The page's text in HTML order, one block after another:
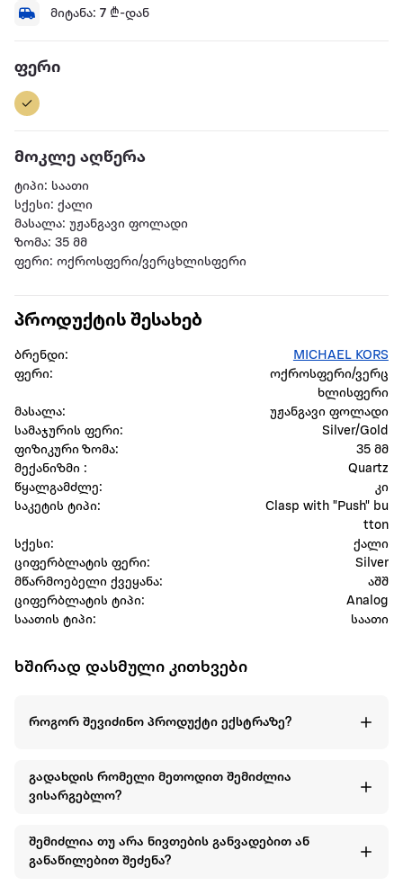
მიტანა: 7 ₾-დან
ფერი
მოკლე აღწერა
ტიპი: საათი
სქესი: ქალი
მასალა: უჟანგავი ფოლადი
ზომა: 35 მმ
ფერი: ოქროსფერი/ვერცხლისფერი
პროდუქტის შესახებ
ბრენდი:
MICHAEL KORS
ფერი:
ოქროსფერი/ვერც
ხლისფერი
მასალა:
უჟანგავი ფოლადი
სამაჯურის ფერი:
Silver/Gold
ფიზიკური ზომა:
35 მმ
მექანიზმი :
Quartz
წყალგამძლე:
კი
საკეტის ტიპი:
Clasp with "Push" bu
tton
სქესი:
ქალი
ციფერბლატის ფერი:
Silver
მწარმოებელი ქვეყანა:
აშშ
ციფერბლატის ტიპი:
Analog
საათის ტიპი:
საათი
ხშირად დასმული კითხვები
როგორ შევიძინო პროდუქტი ექსტრაზე?
გადახდის რომელი მეთოდით შემიძლია
ვისარგებლო?
შემიძლია თუ არა ნივთების განვადებით ან
განაწილებით შეძენა?